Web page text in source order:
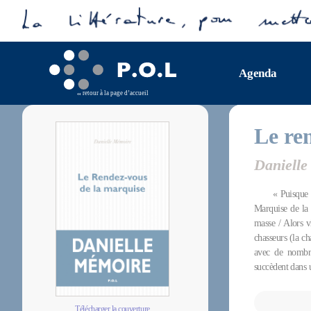
retour à la page d’accueil
Agenda
Télécharger la couverture
Le
«
Marquise de
masse / Alors
chasseurs (la
avec de
succèdent dans